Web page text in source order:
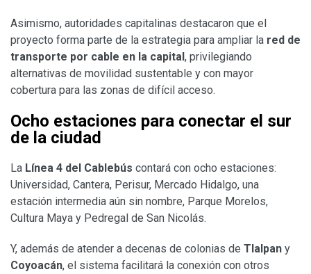
Asimismo, autoridades capitalinas destacaron que el
proyecto forma parte de la estrategia para ampliar la red de
transporte por cable en la capital, privilegiando
alternativas de movilidad sustentable y con mayor
cobertura para las zonas de difícil acceso.
Ocho estaciones para conectar el sur
de la ciudad
La Línea 4 del Cablebús contará con ocho estaciones:
Universidad, Cantera, Perisur, Mercado Hidalgo, una
estación intermedia aún sin nombre, Parque Morelos,
Cultura Maya y Pedregal de San Nicolás.
Y, además de atender a decenas de colonias de Tlalpan y
Coyoacán, el sistema facilitará la conexión con otros